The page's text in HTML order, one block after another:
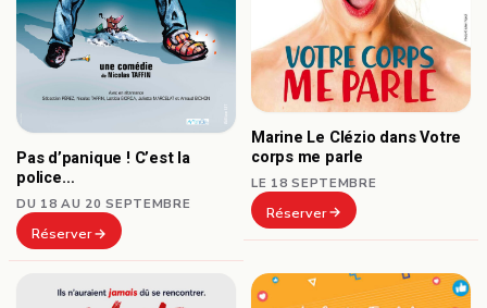
Pas d’panique ! C’est la
police…
DU 18 AU 20 SEPTEMBRE
Réserver
Marine Le Clézio dans Votre
corps me parle
LE 18 SEPTEMBRE
Réserver